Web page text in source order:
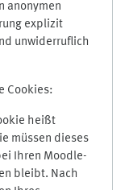
anonymen
explizit
unwiderruflich
Cookies:
heißt
müssen dieses
Ihren Moodle-
bleibt. Nach